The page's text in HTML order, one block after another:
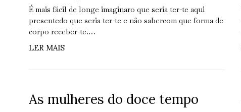
É mais fácil de longe imaginaro que seria ter-te aqui
presentedo que seria ter-te e não sabercom que forma de
corpo receber-te.…
LER MAIS
As mulheres do doce tempo